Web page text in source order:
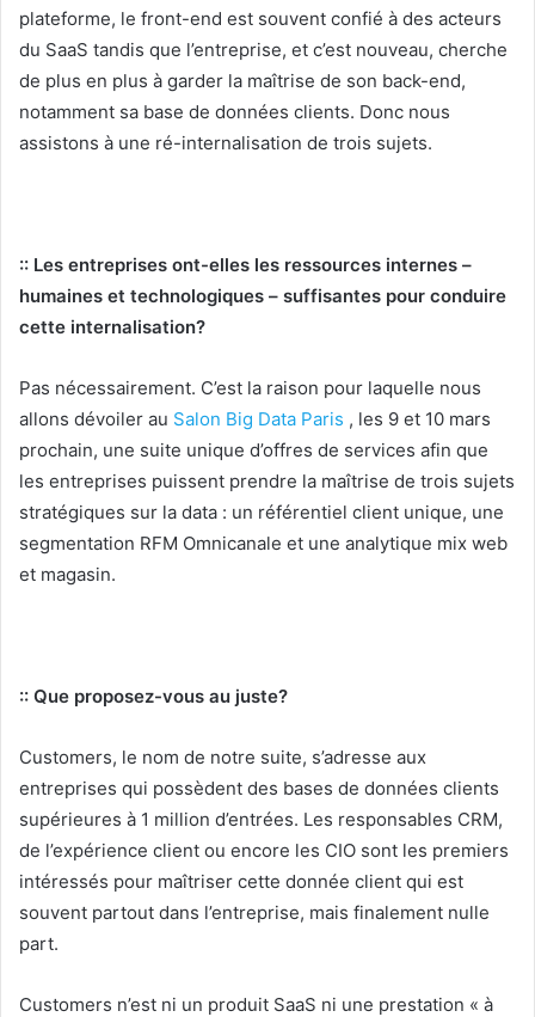
plateforme, le front-end est souvent confié à des acteurs
du SaaS tandis que l’entreprise, et c’est nouveau, cherche
de plus en plus à garder la maîtrise de son back-end,
notamment sa base de données clients. Donc nous
assistons à une ré-internalisation de trois sujets.
:: Les entreprises ont-elles les ressources internes –
humaines et technologiques – suffisantes pour conduire
cette internalisation?
Pas nécessairement. C’est la raison pour laquelle nous
allons dévoiler au Salon Big Data Paris , les 9 et 10 mars
prochain, une suite unique d’offres de services afin que
les entreprises puissent prendre la maîtrise de trois sujets
stratégiques sur la data : un référentiel client unique, une
segmentation RFM Omnicanale et une analytique mix web
et magasin.
:: Que proposez-vous au juste?
Customers, le nom de notre suite, s’adresse aux
entreprises qui possèdent des bases de données clients
supérieures à 1 million d’entrées. Les responsables CRM,
de l’expérience client ou encore les CIO sont les premiers
intéressés pour maîtriser cette donnée client qui est
souvent partout dans l’entreprise, mais finalement nulle
part.
Customers n’est ni un produit SaaS ni une prestation « à